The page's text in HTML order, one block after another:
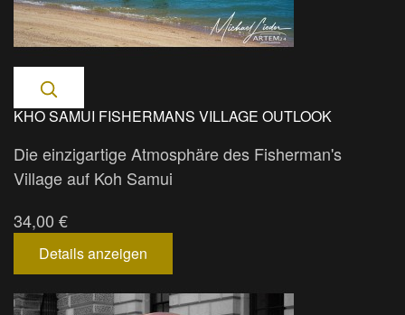
KHO SAMUI FISHERMANS VILLAGE OUTLOOK
Die einzigartige Atmosphäre des Fisherman's
Village auf Koh Samui
34,00 €
Details anzeigen